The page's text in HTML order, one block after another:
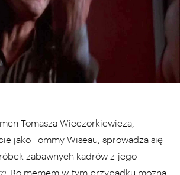
Tomasza Wieczorkiewicza,
jako Tommy Wiseau, sprowadza się
zabawnych kadrów z jego
. Bo memem w tym przypadku można